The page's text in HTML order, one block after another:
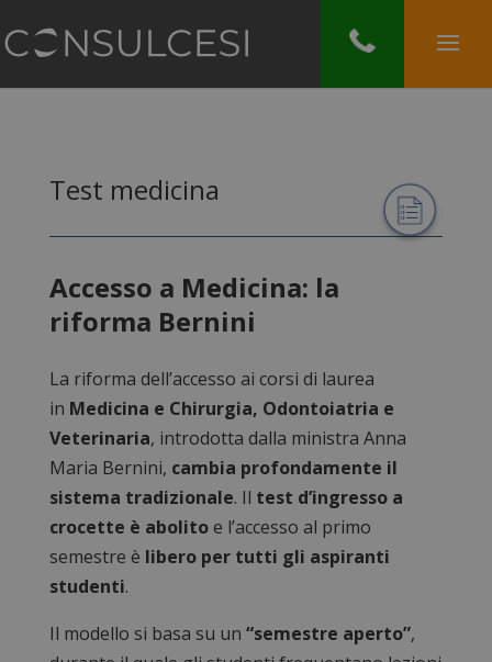
Test medicina
Accesso a Medicina: la
riforma Bernini
La riforma dell’accesso ai corsi di laurea
in Medicina e Chirurgia, Odontoiatria e
Veterinaria, introdotta dalla ministra Anna
Maria Bernini, cambia profondamente il
sistema tradizionale. Il test d’ingresso a
crocette è abolitoe l’accesso al primo
semestre è libero per tutti gli aspiranti
studenti.
Il modello si basa su un “semestre aperto”,